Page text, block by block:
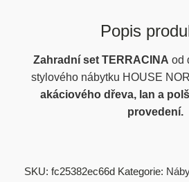
Popis
Zahradní set TERRACINA od
stylového nábytku HOUSE
akáciového dřeva, lan a
provedení.
SKU: fc25382ec66d Kategorie: